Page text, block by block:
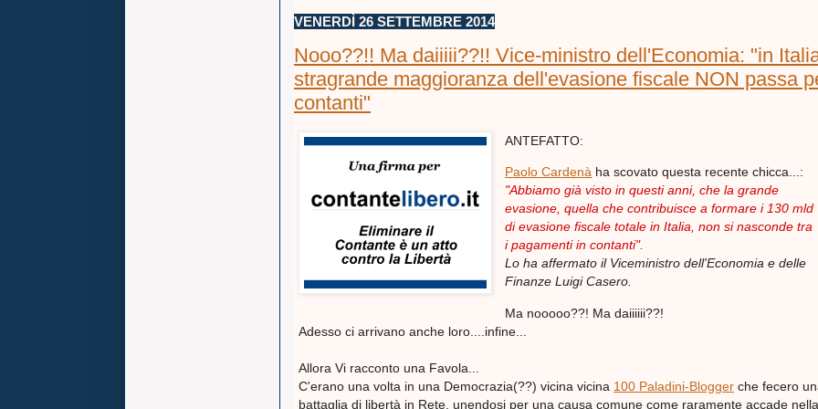
VENERDÌ 26 SETTEMBRE 2014
Nooo??!! Ma daiiiii??!! Vice-ministro dell'Economia: "in
stragrande maggioranza dell'evasione fiscale NON passa
contanti"
ANTEFATTO:
Paolo Cardenà ha scovato questa recente chicca...:
"Abbiamo già visto in questi anni, che la grande
evasione, quella che contribuisce a formare i 130 mld
di evasione fiscale totale in Italia, non si nasconde tra
i pagamenti in contanti".
Lo ha affermato il Viceministro dell'Economia e delle
Finanze Luigi Casero.
Ma nooooo??! Ma daiiiiii??!
Adesso ci arrivano anche loro....infine...
Allora Vi racconto una Favola...
C'erano una volta in una Democrazia(??) vicina vicina 100 Paladini-Blogger che fecero
battaglia di libertà in Rete, unendosi per una causa comune come raramente accade nella